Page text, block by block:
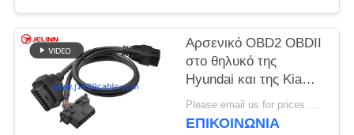
Αρσενικό OBD2 OBDII
στο θηλυκό της
Hyundai και της Kia
OBD2 και το θηλυκό
καλώδιο θραυστών Υ
Please email us for prices MOQ:100 τεμ
ΕΠΙΚΟΙΝΩΝΊΑ